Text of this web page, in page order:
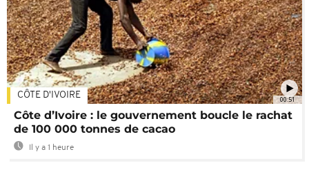
00:51
CÔTE D'IVOIRE
Côte d’Ivoire : le gouvernement boucle le rachat
de 100 000 tonnes de cacao
Il y a 1 heure